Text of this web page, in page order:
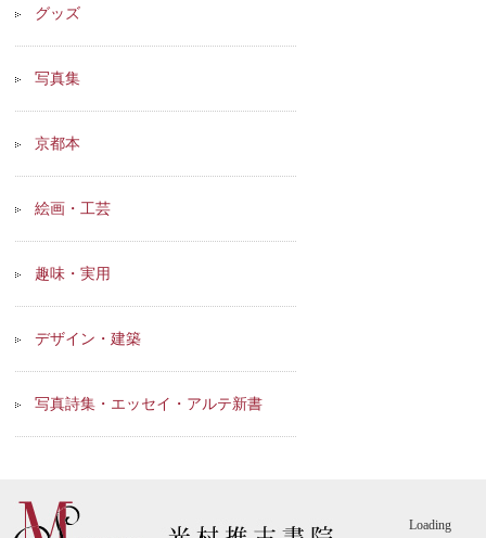
グッズ
写真集
京都本
絵画・工芸
趣味・実用
デザイン・建築
写真詩集・エッセイ・アルテ新書
Loading